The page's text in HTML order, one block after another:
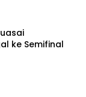
ke Semifinal